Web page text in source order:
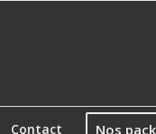
Contact Nos